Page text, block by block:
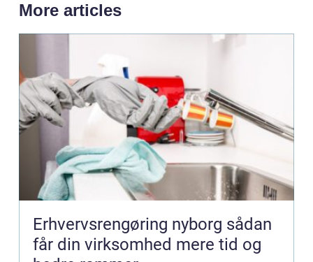
More articles
Erhvervsrengøring nyborg sådan
får din virksomhed mere tid og